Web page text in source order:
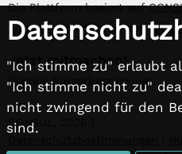
Die Plattform basiert auf
Software, modifiziert von
Jetzt mitmachen!
Digitale Bürgerbeteiligung
CONSUL, 2026 |
"Ich stimme zu" erlaubt
"Ich stimme nicht zu"
nicht zwingend für den
sind.